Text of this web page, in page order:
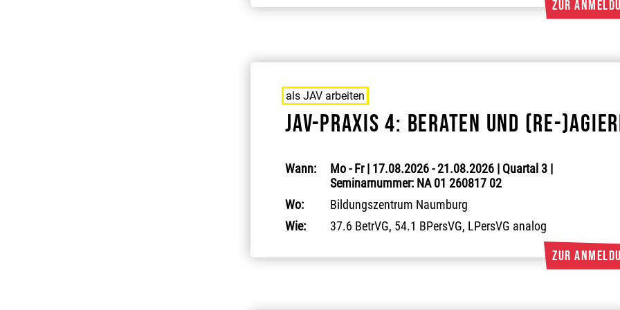
als JAV arbeiten
JAV-Praxis 4: Beraten und (re-
Wann:
Mo - Fr | 17.08.2026 - 21.08.2026 | Quartal 3 |
Seminarnummer: NA 01 260817 02
Wo:
Bildungszentrum Naumburg
Wie:
37.6 BetrVG, 54.1 BPersVG, LPersVG analog